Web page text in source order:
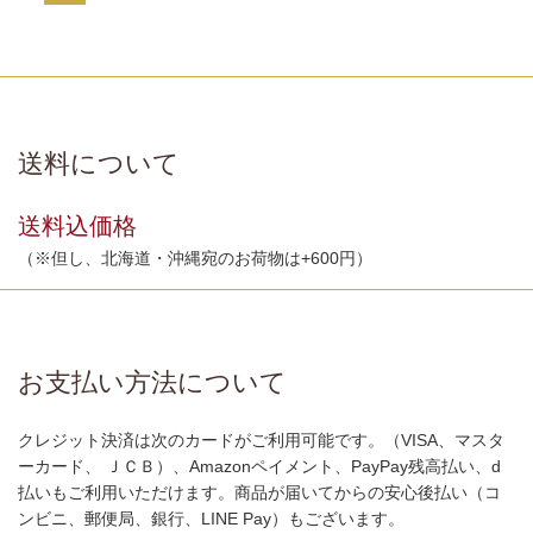
送料について
送料込価格
（※但し、北海道・沖縄宛のお荷物は+600円）
お支払い方法について
クレジット決済は次のカードがご利用可能です。（VISA、マスタ
ーカード、 ＪＣＢ）、Amazonペイメント、PayPay残高払い、d
払いもご利用いただけます。商品が届いてからの安心後払い（コ
ンビニ、郵便局、銀行、LINE Pay）もございます。